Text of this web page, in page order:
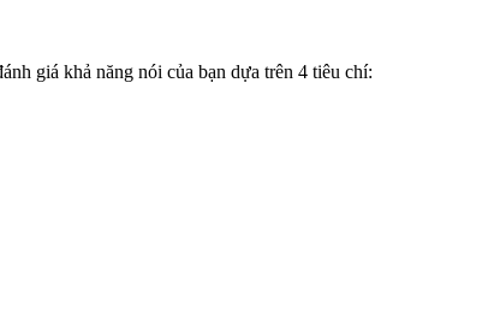
giá khả năng nói của bạn dựa trên 4 tiêu chí: